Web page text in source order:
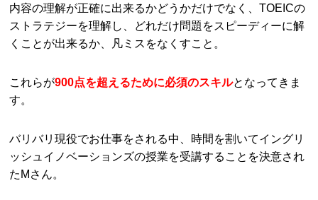
内容の理解が正確に出来るかどうかだけでなく、TOEICの
ストラテジーを理解し、どれだけ問題をスピーディーに解
くことが出来るか、凡ミスをなくすこと。
これらが900点を超えるために必須のスキルとなってきま
す。
バリバリ現役でお仕事をされる中、時間を割いてイングリ
ッシュイノベーションズの授業を受講することを決意され
たMさん。